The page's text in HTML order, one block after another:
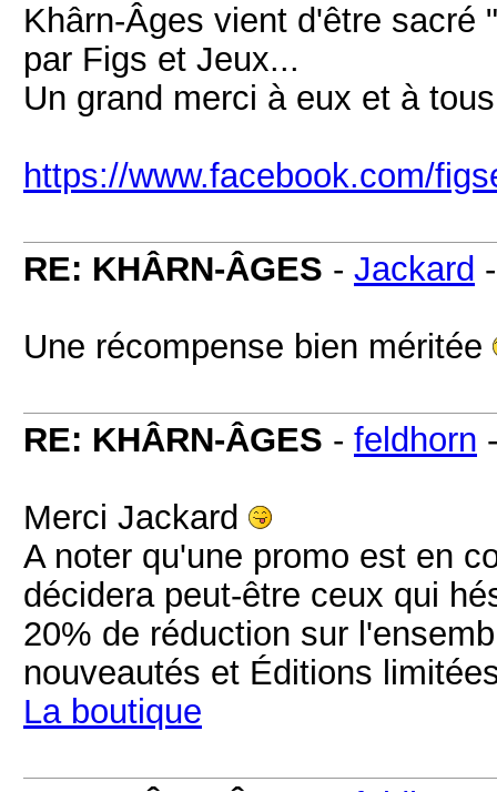
Khârn-Âges vient d'être sacré
par Figs et Jeux...
Un grand merci à eux et à
https://www.facebook.com/
RE: KHÂRN-ÂGES - Jackard
Une récompense bien méritée
RE: KHÂRN-ÂGES - feldhorn
Merci Jackard
A noter qu'une promo est en
décidera peut-être ceux qui
20% de réduction sur
nouveautés et Éditions
La boutique